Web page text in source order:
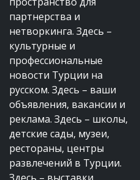
партнерства и
нетворкинга. Здесь –
культурные и
профессиональные
новости Турции на
русском. Здесь – ваши
объявления, вакансии и
реклама. Здесь – школы,
детские сады, музеи,
рестораны, центры
развлечений в Турции.